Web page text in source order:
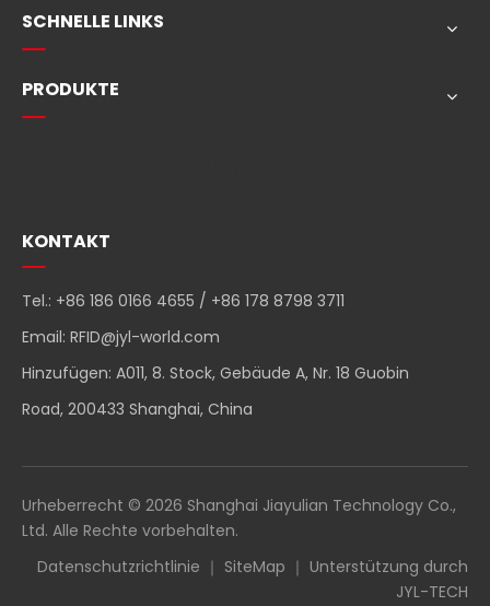
SCHNELLE LINKS
PRODUKTE
KONTAKT
Tel.: +86 186 0166 4655 / +86 178 8798 3711
Email: RFID@jyl-world.com
Hinzufügen: A011, 8. Stock, Gebäude A, Nr. 18 Guobin
Road, 200433 Shanghai, China
Urheberrecht © 2026 Shanghai Jiayulian Technology Co.,
Ltd. Alle Rechte vorbehalten.
Datenschutzrichtlinie ｜ SiteMap ｜ Unterstützung durch
JYL-TECH